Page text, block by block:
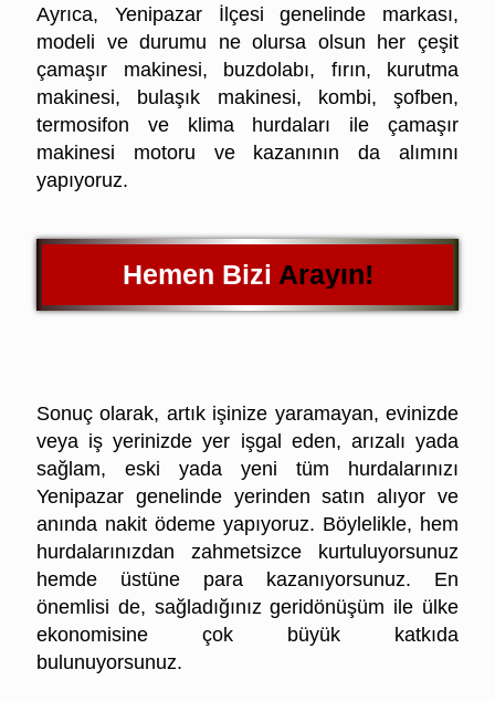
Ayrıca, Yenipazar İlçesi genelinde markası,
modeli ve durumu ne olursa olsun her çeşit
çamaşır makinesi, buzdolabı, fırın, kurutma
makinesi, bulaşık makinesi, kombi, şofben,
termosifon ve klima hurdaları ile çamaşır
makinesi motoru ve kazanının da alımını
yapıyoruz.
Hemen Bizi Arayın!
Sonuç olarak, artık işinize yaramayan, evinizde
veya iş yerinizde yer işgal eden, arızalı yada
sağlam, eski yada yeni tüm hurdalarınızı
Yenipazar genelinde yerinden satın alıyor ve
anında nakit ödeme yapıyoruz. Böylelikle, hem
hurdalarınızdan zahmetsizce kurtuluyorsunuz
hemde üstüne para kazanıyorsunuz. En
önemlisi de, sağladığınız geridönüşüm ile ülke
ekonomisine
çok büyük katkıda
bulunuyorsunuz.